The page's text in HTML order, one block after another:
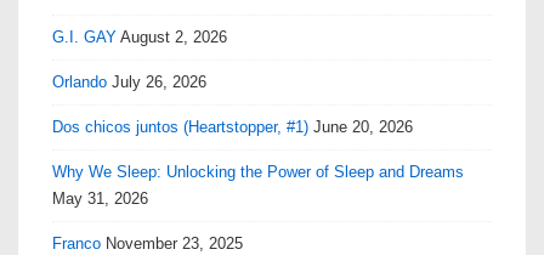
G.I. GAY August 2, 2026
Orlando July 26, 2026
Dos chicos juntos (Heartstopper, #1) June 20, 2026
Why We Sleep: Unlocking the Power of Sleep and Dreams
May 31, 2026
Franco November 23, 2025